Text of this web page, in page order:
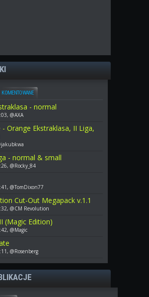
KOMENTOWANE
- normal
@AXA
- Orange Ekstraklasa, II Liga,
- normal & small
@Rocky_84
@TomDixon77
Cut-Out Megapack v.1.1
@CM Revolution
(Magic Edition)
@Magic
@Rosenberg